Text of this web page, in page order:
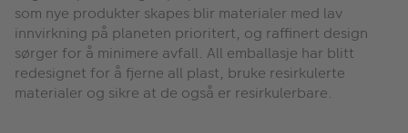
som nye produkter skapes blir materialer med lav
innvirkning på planeten prioritert, og raffinert design
sørger for å minimere avfall. All emballasje har blitt
redesignet for å fjerne all plast, bruke resirkulerte
materialer og sikre at de også er resirkulerbare.